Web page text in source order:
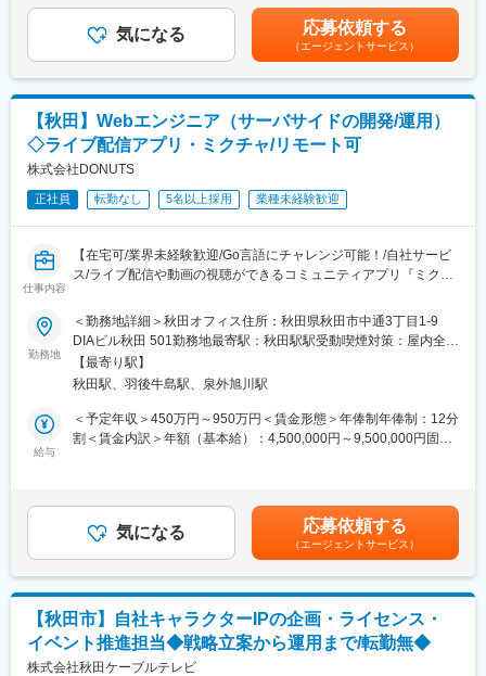
当社は秋田市を中心にケーブルテレビ、インターネット、電話、
データセンター、広告、コンテンツ事業を展開する地域密着企業
です。近年は東北初のローカル5G免許取得をはじめ、地域課題解
決へ向けたDX事業にも積極投資しています。安定したストック型
収益基盤と地域からの高い信頼、多角的な事業展開が大きな強み
です。人口減少やデジタル化が進む中でも、通信と地域創生を融
合した独自の価値を提供し、秋田の未来を創造する成長企業とし
てさらなる発展が期待されています。
変更の範囲：会社の定める業務
ン・ビーバーとのコラボ企画も実施するなど、影響力は日々拡大
しています。
・フロントエンドで利用するAPI開発 等
フロントエンド開発、またはチームのリードを含めてご担当いた
だきます。新規技術の提案がしやすい環境で、技術の幅が広げら
れます。
【開発環境】
* OS：macOS
* 言語：HTML5、CSS、JavaScript、Go（一部サーバーコード向
けに利用）
* クラウド：AWS
■働く環境：
挑戦してみたい人が自ら業務を担当する文化です。
そのため、在籍するエンジニアメンバーのほとんどは入社後にGo
が切磋琢磨業務を進めている刺激的な環境です。
基本的に残業はほとんど無い環境ですが、どうしてもというとき
いるので困ったことがあればすぐに確認できる環境が整っていま
す。Slack内には業務のことだけではなく、雑談するチャンネルも
あり、「他社ライブ配信アプリ」、「Go言語」など気になる記事
をシェアすることも。技術やサービス志向の強いエンジニアが集
まっています。
変更の範囲：会社の定める業務
残業手当＞有＜給与補足＞※給与詳細は、前職のご経験とスキルに
もとづき、決定します。賃金はあくまでも目安の金額であり、選
考を通じて上下する可能性があります。月給(月額)は固定手当を含
めた表記です。
気になる 応募依頼する
（エージェントサービス）
【秋田】Webエンジニア（サーバサイドの開発/運用）
◇ライブ配信アプリ・ミクチャ/リモート可
株式会社DONUTS
正社員 転勤なし 5名以上採用 業種未経験歓迎
仕事内容
【在宅可/業界未経験歓迎/Go言語にチャレンジ可能！/自社サービ
ス/ライブ配信や動画の視聴ができるコミュニティアプリ『ミクチ
合Webサービス企業】
■概要：
1,800万ユーザーが使うライブ配信アプリ「ミクチャ」のサーバサ
イドの開発/運用をご担当いただきます。
新規技術の提案がしやすい環境で、技術の幅が広げられます。
■業務内容：
そのため、入社後にGo言語を習得したエンジニアなど、日々スキ
ルアップをするエンジニアたちが切磋琢磨業務を進めています。
働き方も自分で判断して進めることができ、基本的に残業はほと
（エンジニアチームの平均月残業時間：約10時間）
■開発環境：
＊ OS：Amazon Linux（プロダクション），macOS（開発環境）
勤務地
＜勤務地詳細＞秋田オフィス住所：秋田県秋田市中通3丁目1‐9
DIAビル秋田 501勤務地最寄駅：秋田駅駅受動喫煙対策：屋内全面
禁煙変更の範囲：会社の定める事業所
【最寄り駅】
秋田駅、羽後牛島駅、泉外旭川駅
給与
＜予定年収＞450万円～950万円＜賃金形態＞年俸制年俸制：12分
割＜賃金内訳＞年額（基本給）：4,500,000円～9,500,000円固定
残業手当＞有＜給与補足＞※給与詳細は、前職のご経験とスキルに
もとづき、決定します。賃金はあくまでも目安の金額であり、選
考を通じて上下する可能性があります。月給(月額)は固定手当を含
めた表記です。
気になる 応募依頼する
（エージェントサービス）
【秋田市】自社キャラクターIPの企画・ライセンス・
イベント推進担当◆戦略立案から運用まで/転勤無◆
株式会社秋田ケーブルテレビ